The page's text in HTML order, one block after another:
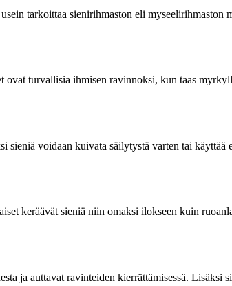
tarkoittaa sienirihmaston eli myseelirihmaston
turvallisia ihmisen ravinnoksi, kun taas
sieniä voidaan kuivata säilytystä varten tai käyttää
keräävät sieniä niin omaksi ilokseen kuin
ja auttavat ravinteiden kierrättämisessä. Lisäksi